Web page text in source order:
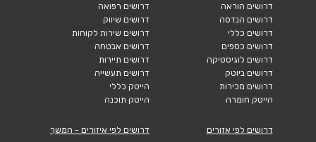
דרושים הוראה
דרושים הנדסה
דרושים כללי
דרושים כספים
דרושים לוגיסטיקה
דרושים ביוטק
דרושים מכירות
הייטק חומרה
דרושים רפואה
דרושים שיווק
דרושים שירות לקוחות
דרושים אבטחה
דרושים תיירות
דרושים תעשייה
הייטק כללי
הייטק תוכנה
דרושים לפי אזורים
דרושים לפי איזורים - המשך